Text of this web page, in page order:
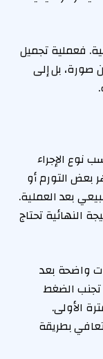
فعملية تجميل
صورة، بل إلى
نوع الإجراء
بعض التورم أو
بعد العملية.
النهائية تحتاج
واضحة بعد
تجنب الضغط
الأولى.
بطريقة